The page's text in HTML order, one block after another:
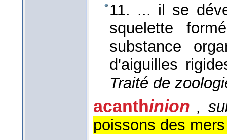
11. ... il se
squelette
substance
d'aiguilles
Traité de
acanthinion ,
poissons des